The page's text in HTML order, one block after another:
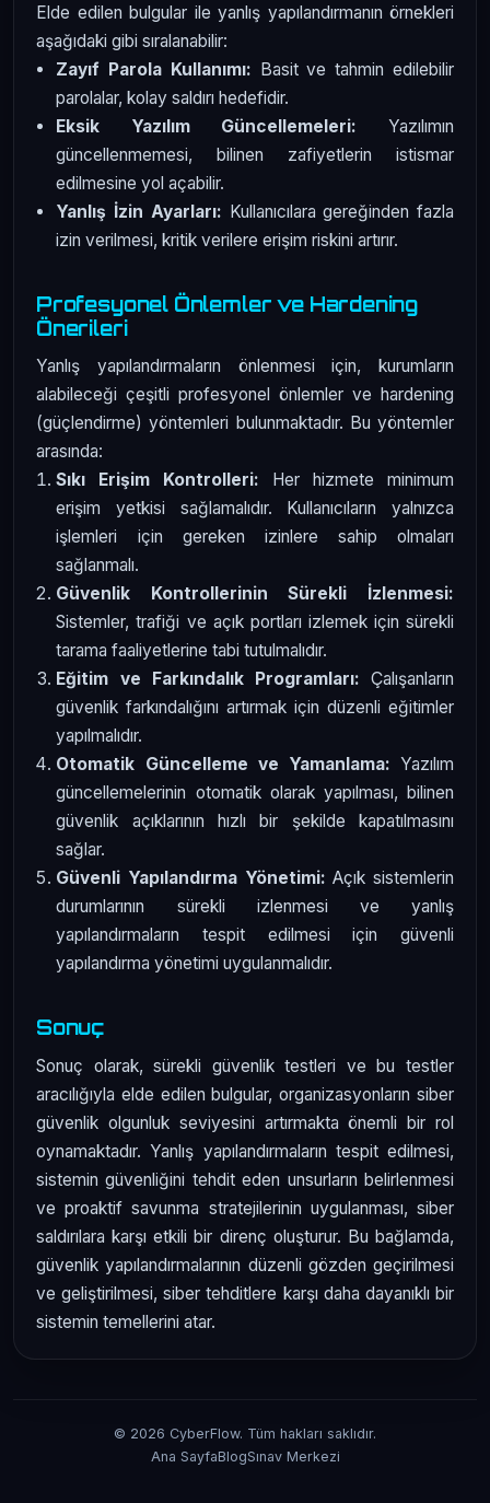
Elde edilen bulgular ile yanlış yapılandırmanın örnekleri
aşağıdaki gibi sıralanabilir:
Zayıf Parola Kullanımı: Basit ve tahmin edilebilir
parolalar, kolay saldırı hedefidir.
Eksik Yazılım Güncellemeleri: Yazılımın
güncellenmemesi, bilinen zafiyetlerin istismar
edilmesine yol açabilir.
Yanlış İzin Ayarları: Kullanıcılara gereğinden fazla
izin verilmesi, kritik verilere erişim riskini artırır.
Profesyonel Önlemler ve Hardening
Önerileri
Yanlış yapılandırmaların önlenmesi için, kurumların
alabileceği çeşitli profesyonel önlemler ve hardening
(güçlendirme) yöntemleri bulunmaktadır. Bu yöntemler
arasında:
Sıkı Erişim Kontrolleri: Her hizmete minimum
erişim yetkisi sağlamalıdır. Kullanıcıların yalnızca
işlemleri için gereken izinlere sahip olmaları
sağlanmalı.
Güvenlik Kontrollerinin Sürekli İzlenmesi:
Sistemler, trafiği ve açık portları izlemek için sürekli
tarama faaliyetlerine tabi tutulmalıdır.
Eğitim ve Farkındalık Programları: Çalışanların
güvenlik farkındalığını artırmak için düzenli eğitimler
yapılmalıdır.
Otomatik Güncelleme ve Yamanlama: Yazılım
güncellemelerinin otomatik olarak yapılması, bilinen
güvenlik açıklarının hızlı bir şekilde kapatılmasını
sağlar.
Güvenli Yapılandırma Yönetimi: Açık sistemlerin
durumlarının sürekli izlenmesi ve yanlış
yapılandırmaların tespit edilmesi için güvenli
yapılandırma yönetimi uygulanmalıdır.
Sonuç
Sonuç olarak, sürekli güvenlik testleri ve bu testler
aracılığıyla elde edilen bulgular, organizasyonların siber
güvenlik olgunluk seviyesini artırmakta önemli bir rol
oynamaktadır. Yanlış yapılandırmaların tespit edilmesi,
sistemin güvenliğini tehdit eden unsurların belirlenmesi
ve proaktif savunma stratejilerinin uygulanması, siber
saldırılara karşı etkili bir direnç oluşturur. Bu bağlamda,
güvenlik yapılandırmalarının düzenli gözden geçirilmesi
ve geliştirilmesi, siber tehditlere karşı daha dayanıklı bir
sistemin temellerini atar.
© 2026 CyberFlow. Tüm hakları saklıdır.
Ana SayfaBlogSınav Merkezi